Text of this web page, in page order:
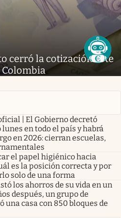
cerró la cotización este
Colombia
| El Gobierno decretó
en todo el país y habrá
en 2026: cierran escuelas,
el papel higiénico hacia
es la posición correcta y por
solo de una forma
los ahorros de su vida en un
después, un grupo de
casa con 850 bloques de